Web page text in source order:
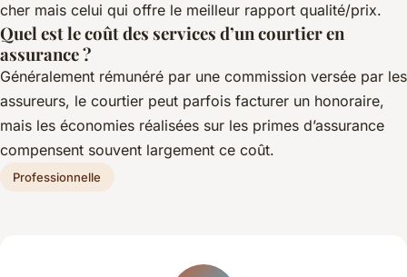
cher mais celui qui offre le meilleur rapport qualité/prix.
Quel est le coût des services d’un courtier en
assurance ?
Généralement rémunéré par une commission versée par les
assureurs, le courtier peut parfois facturer un honoraire,
mais les économies réalisées sur les primes d’assurance
compensent souvent largement ce coût.
Professionnelle